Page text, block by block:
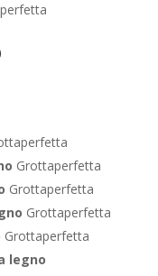
Grottaperfetta
Grottaperfetta
Grottaperfetta
Grottaperfetta
legno